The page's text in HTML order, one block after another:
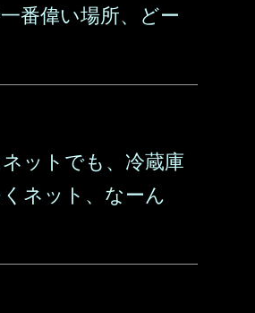
番偉い場所、どー
ットでも、冷蔵庫
ネット、なーん